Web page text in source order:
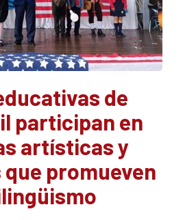
de
participan en
artísticas y
promueven